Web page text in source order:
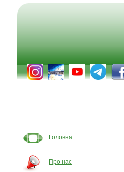
Головна
Про нас